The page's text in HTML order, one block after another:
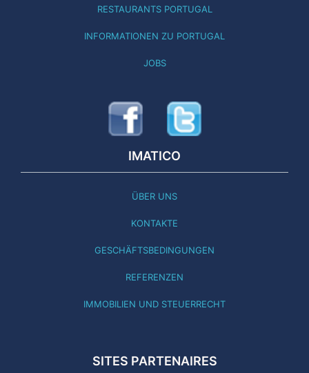
RESTAURANTS PORTUGAL
INFORMATIONEN ZU PORTUGAL
JOBS
IMATICO
ÜBER UNS
KONTAKTE
GESCHÄFTSBEDINGUNGEN
REFERENZEN
IMMOBILIEN UND STEUERRECHT
SITES PARTENAIRES